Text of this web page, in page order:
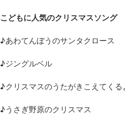
こどもに人気のクリスマスソング
♪あわてんぼうのサンタクロース
♪ジングルベル
♪クリスマスのうたがきこえてくる
♪うさぎ野原のクリスマス